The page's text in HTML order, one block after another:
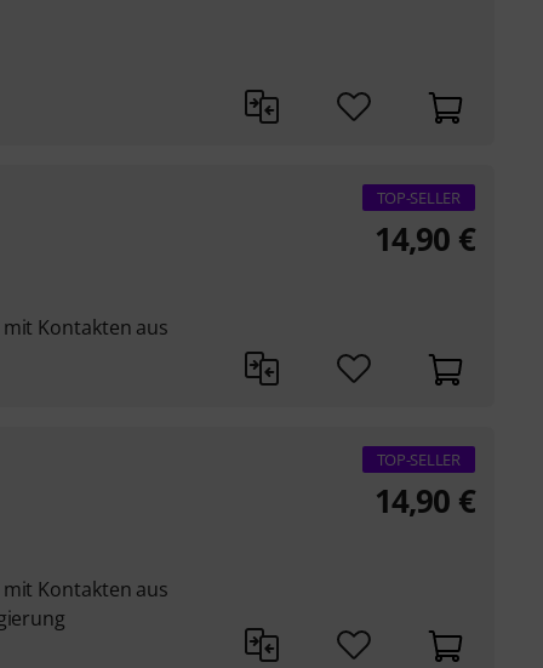
Kontakten aus
TOP-SELLER
14,90 €
Kontakten aus
TOP-SELLER
14,90 €